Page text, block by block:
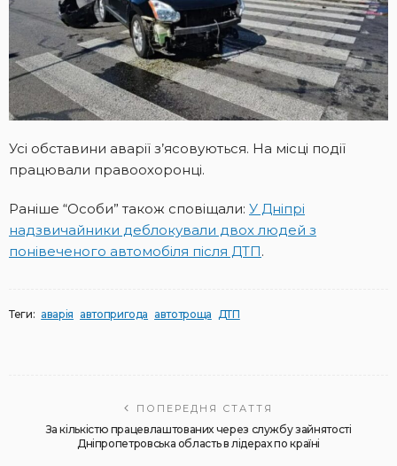
Усі обставини аварії з’ясовуються. На місці події
працювали правоохоронці.
Раніше “Особи” також сповіщали: У Дніпрі
надзвичайники деблокували двох людей з
понівеченого автомобіля після ДТП.
Теги: аварія автопригода автотроща ДТП
ПОПЕРЕДНЯ СТАТТЯ
За кількістю працевлаштованих через службу зайнятості
Дніпропетровська область в лідерах по країні